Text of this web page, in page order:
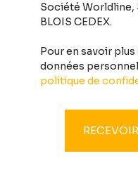
Société Worldline,
BLOIS CEDEX.
Pour en savoir
données
politique de